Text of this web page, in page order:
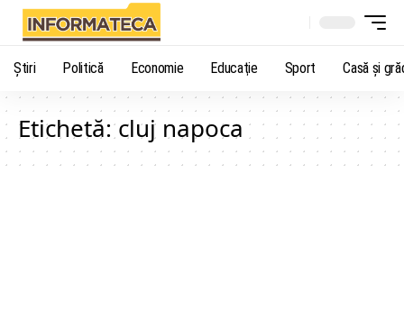
Știri Politică Economie Educaţie Sport Casă şi
Etichetă:cluj napoca